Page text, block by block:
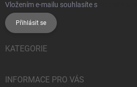
Vložením e-mailu souhlasíte s
Přihlásit se
KATEGORIE
INFORMACE PRO VÁS